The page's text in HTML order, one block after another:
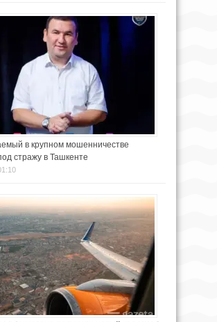
в крупном мошенничестве
стражу в Ташкенте